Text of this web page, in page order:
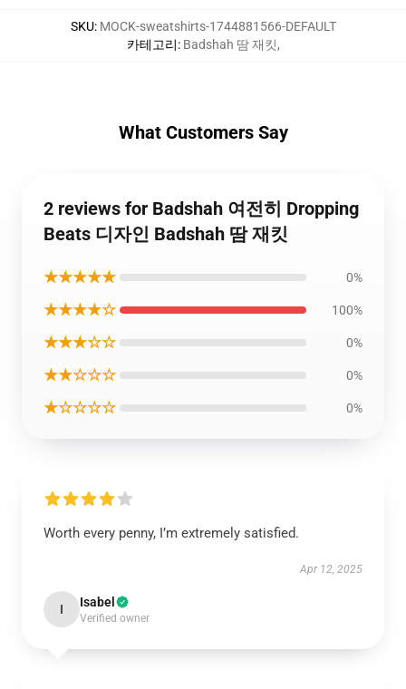
SKU: MOCK-sweatshirts-1744881566-DEFAULT
카테고리: Badshah 땀 재킷,
What Customers Say
2 reviews for Badshah 여전히 Dropping
Beats 디자인 Badshah 땀 재킷
★★★★★ 0%
★★★★☆ 100%
★★★☆☆ 0%
★★☆☆☆ 0%
★☆☆☆☆ 0%
Worth every penny, I’m extremely satisfied.
Apr 12, 2025
I Isabel
Verified owner